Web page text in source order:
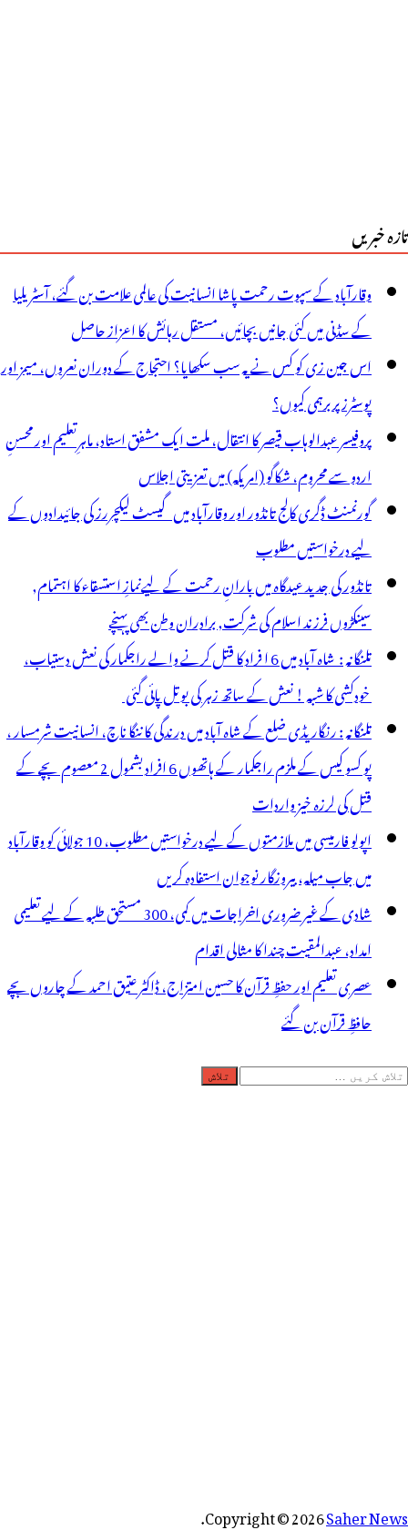
پولیس
میں
درج
تازہ خبریں
وقارآباد کے سپوت رحمت پاشا انسانیت کی عالمی علامت بن گئے، آسٹریلیا
کے سڈنی میں کئی جانیں بچائیں، مستقل رہائش کا اعزاز حاصل
اس جین زی کو کس نے یہ سب سکھایا؟ احتجاج کے دوران نعروں، میمز اور
پوسٹرز پر برہمی کیوں؟
پروفیسر عبدالوہاب قیصر کا انتقال، ملت ایک مشفق استاد، ماہرِتعلیم اور محسنِ
اردو سے محروم، شکاگو (امریکہ) میں تعزیتی اجلاس
گورنمنٹ ڈگری کالج تانڈور اور وقارآباد میں گیسٹ لیکچررز کی جائیدادوں کے
لیے درخواستیں مطلوب
تانڈور کی جدید عیدگاہ میں بارانِ رحمت کے لیےنمازِ استسقاء کا اہتمام,
سینکڑوں فرزند اسلام کی شرکت, برادران وطن بھی پہنچے
تلنگانہ : شاہ آباد میں 6 ا فراد کا قتل کرنے والے راجکمار کی نعش دستیاب،
خودکشی کا شبہ ! نعش کے ساتھ زہر کی بوتل پائی گئی
تلنگانہ : رنگاریڈی ضلع کے شاہ آباد میں درندگی کا ننگا ناچ، انسانیت شرمسار ،
پو کسو کیس کے ملزم راجکمار کے ہاتھوں 6 افراد بشمول 2 معصوم بچے کے
قتل کی لرزہ خیز واردات
اپولو فارمیسی میں ملازمتوں کے لیے درخواستیں مطلوب، 10 جولائی کو وقارآباد
میں جاب میلہ، بیروزگار نوجوان استفادہ کریں
شادی کے غیر ضروری اخراجات میں کمی، 300 مستحق طلبہ کے لیے تعلیمی
امداد، عبدالمقیت چندا کا مثالی اقدام
عصری تعلیم اور حفظِ قرآن کا حسین امتزاج، ڈاکٹر عتیق احمد کے چاروں بچے
حافظِ قرآن بن گئے
تلاش
Copyright © 2026Saher News
.